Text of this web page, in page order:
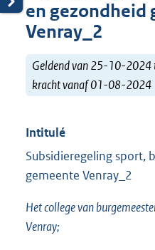
en gezondheid
Venray_2
Geldend van 25-10-2024
kracht vanaf 01-08-2024
Intitulé
Subsidieregeling sport,
gemeente Venray_2
Het college van
Venray;